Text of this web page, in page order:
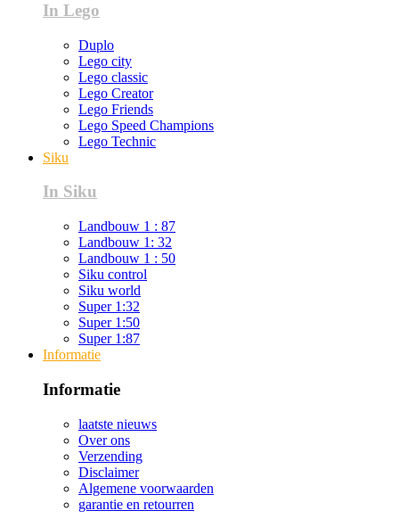
In Lego
Duplo
Lego city
Lego classic
Lego Creator
Lego Friends
Lego Speed Champions
Lego Technic
Siku
In Siku
Landbouw 1 : 87
Landbouw 1: 32
Landbouw 1 : 50
Siku control
Siku world
Super 1:32
Super 1:50
Super 1:87
Informatie
Informatie
laatste nieuws
Over ons
Verzending
Disclaimer
Algemene voorwaarden
garantie en retourren